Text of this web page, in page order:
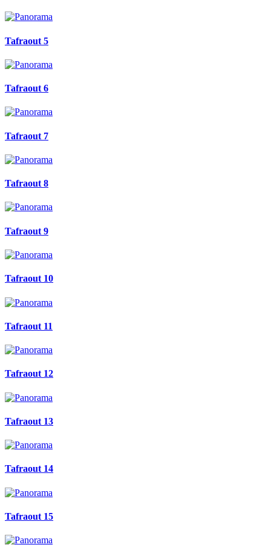
Tafraout 5
Tafraout 6
Tafraout 7
Tafraout 8
Tafraout 9
Tafraout 10
Tafraout 11
Tafraout 12
Tafraout 13
Tafraout 14
Tafraout 15